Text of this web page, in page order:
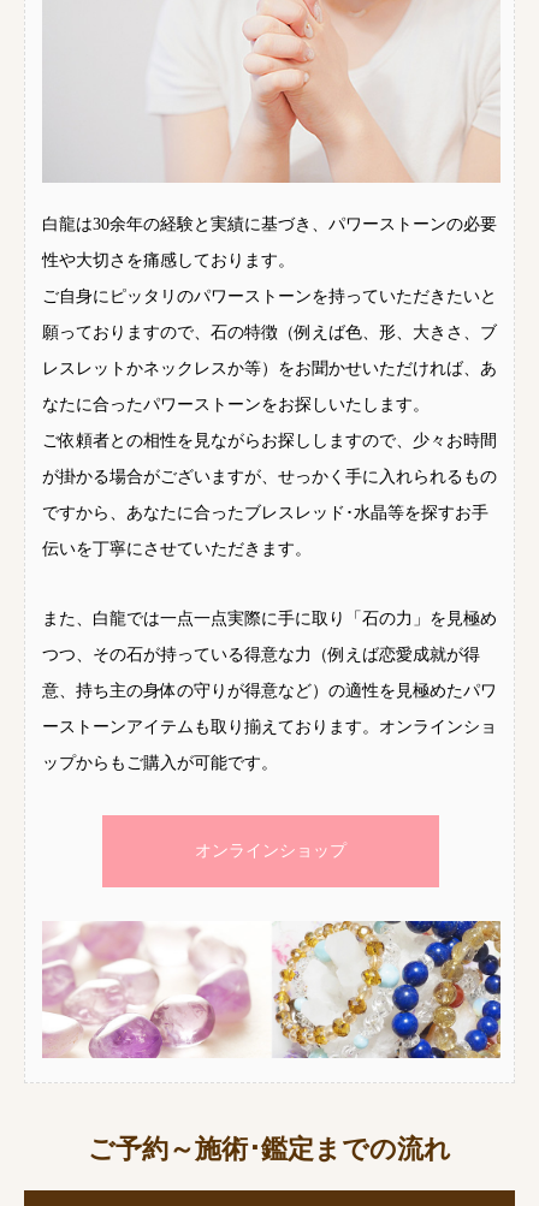
白龍は30余年の経験と実績に基づき、パワーストーンの必要
性や大切さを痛感しております。
ご自身にピッタリのパワーストーンを持っていただきたいと
願っておりますので、石の特徴（例えば色、形、大きさ、ブ
レスレットかネックレスか等）をお聞かせいただければ、あ
なたに合ったパワーストーンをお探しいたします。
ご依頼者との相性を見ながらお探ししますので、少々お時間
が掛かる場合がございますが、せっかく手に入れられるもの
ですから、あなたに合ったブレスレッド･水晶等を探すお手
伝いを丁寧にさせていただきます。
また、白龍では一点一点実際に手に取り「石の力」を見極め
つつ、その石が持っている得意な力（例えば恋愛成就が得
意、持ち主の身体の守りが得意など）の適性を見極めたパワ
ーストーンアイテムも取り揃えております。オンラインショ
ップからもご購入が可能です。
オンラインショップ
ご予約～施術･鑑定までの流れ